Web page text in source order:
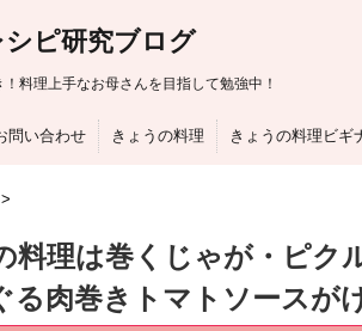
ピ研究ブログ
料理上手なお母さんを目指して勉強中！
問い合わせ きょうの料理 きょうの料理ビギ
>
料理は巻くじゃが・ピク
る肉巻きトマトソースが